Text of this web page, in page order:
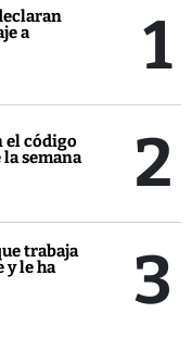
a
1
el código
semana
2
trabaja
y le ha
3